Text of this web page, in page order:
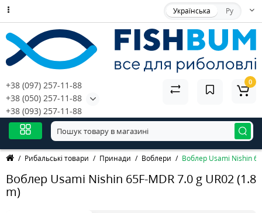
Українська Ру
+38 (097) 257-11-88
+38 (050) 257-11-88
+38 (093) 257-11-88
0
Рибальські товари Принади Воблери Воблер Usami Nishin
Воблер Usami Nishin 65F-MDR 7.0 g UR02 (1.8
m)